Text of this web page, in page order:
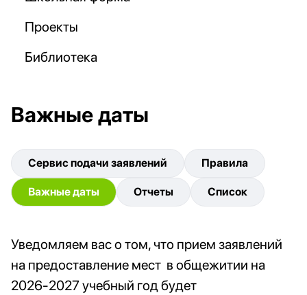
Проекты
Библиотека
Важные даты
Сервис подачи заявлений Правила
Важные даты Отчеты Список
Уведомляем вас о том, что прием заявлений
на предоставление мест в общежитии на
2026-2027 учебный год будет